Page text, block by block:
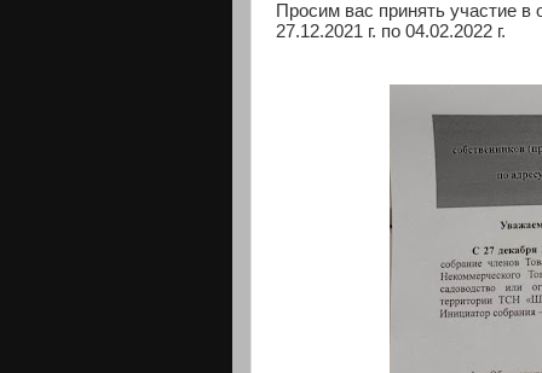
Просим вас принять участие
27.12.2021 г. по 04.02.2022 г.